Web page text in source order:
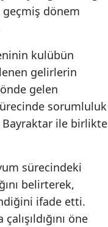
geçmiş dönem
kulübün
gelirlerin
gelen
sorumluluk
Bayraktar ile birlikte
sürecindeki
belirterek,
ifade etti.
öne